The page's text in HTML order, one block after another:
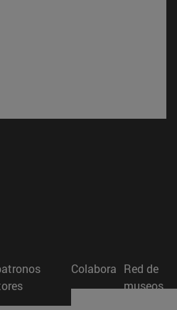
nueva ventana)
nueva ventana)
Colabora Red de
museos